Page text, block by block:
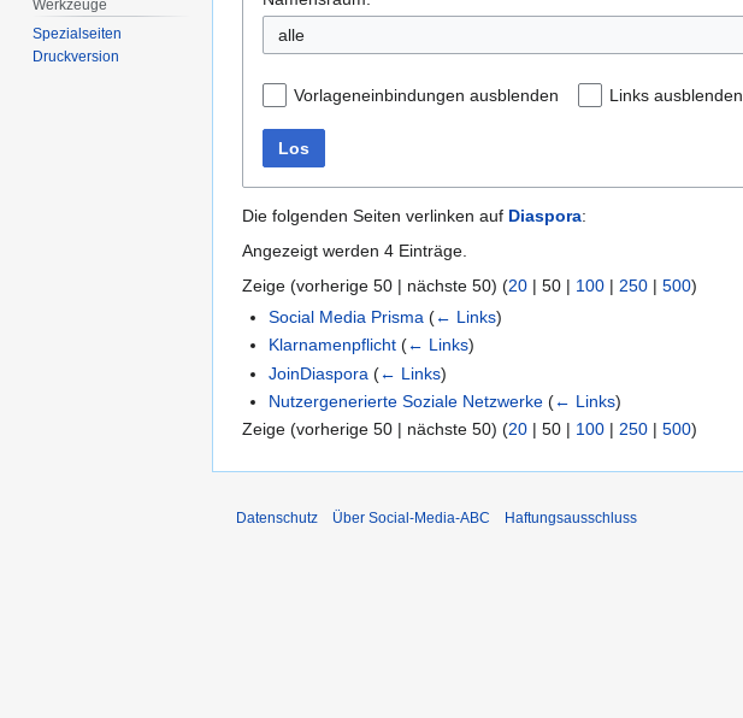
alle
Vorlageneinbindungen ausblenden Links ausblenden
Los
Die folgenden Seiten verlinken auf Diaspora:
Angezeigt werden 4 Einträge.
Zeige (vorherige 50 | nächste 50) (20 | 50 | 100 | 250 | 500)
Social Media Prisma (← Links)
Klarnamenpflicht (← Links)
JoinDiaspora (← Links)
Nutzergenerierte Soziale Netzwerke (← Links)
Zeige (vorherige 50 | nächste 50) (20 | 50 | 100 | 250 | 500)
Werkzeuge
Spezialseiten
Druckversion
Datenschutz Über Social-Media-ABC Haftungsausschluss